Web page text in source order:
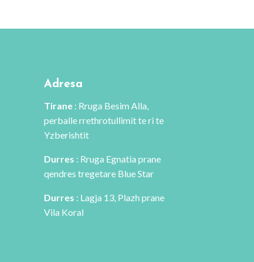
Adresa
Tirane : Rruga Besim Alla,
perballe rrethrotullimit te ri te
Yzberishtit
Durres : Rruga Egnatia prane
qendres tregetare Blue Star
Durres : Lagja 13, Plazh prane
Vila Koral